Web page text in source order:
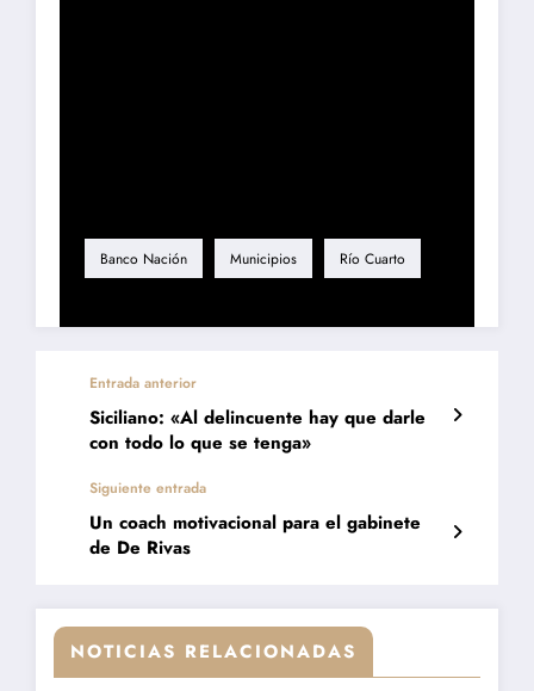
Banco Nación Municipios Río Cuarto
Entrada anterior
Siciliano: «Al delincuente hay que darle
con todo lo que se tenga»
Siguiente entrada
Un coach motivacional para el gabinete
de De Rivas
NOTICIAS RELACIONADAS